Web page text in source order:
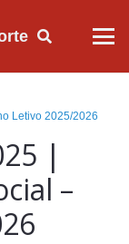
Letivo 2025/2026
|
–